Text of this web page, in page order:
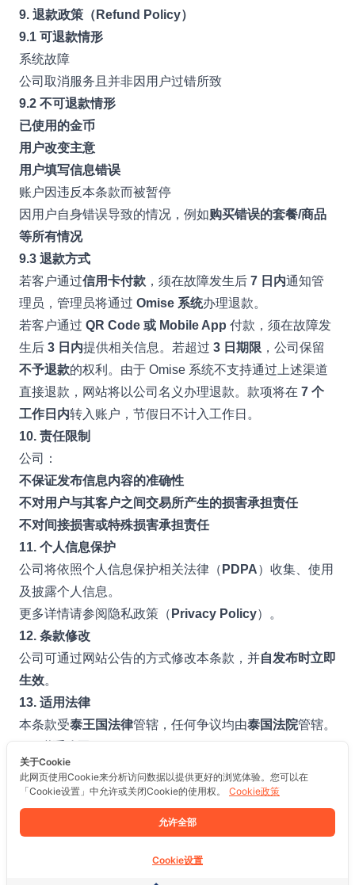
9. 退款政策（Refund Policy）
9.1 可退款情形
系统故障
公司取消服务且并非因用户过错所致
9.2 不可退款情形
已使用的金币
用户改变主意
用户填写信息错误
账户因违反本条款而被暂停
因用户自身错误导致的情况，例如购买错误的套餐/商品
等所有情况
9.3 退款方式
若客户通过信用卡付款 ，须在故障发生后 7 日内通知管
理员，管理员将通过 Omise 系统办理退款。
若客户通过 QR Code 或 Mobile App 付款，须在故障发
生后 3 日内提供相关信息。若超过 3 日期限 ，公司保留
不予退款的权利。由于 Omise 系统不支持通过上述渠道
直接退款，网站将以公司名义办理退款。款项将在 7 个
工作日内转入账户，节假日不计入工作日。
10. 责任限制
公司：
不保证发布信息内容的准确性
不对用户与其客户之间交易所产生的损害承担责任
不对间接损害或特殊损害承担责任
11. 个人信息保护
公司将依照个人信息保护相关法律（ PDPA）收集、使用
及披露个人信息。
更多详情请参阅隐私政策（ Privacy Policy）。
12. 条款修改
公司可通过网站公告的方式修改本条款，并自发布时立即
生效。
13. 适用法律
本条款受泰王国法律管辖，任何争议均由泰国法院管辖。
Prolife Plus Public Company Limited
地址：109/8, 109/9 Sakae Ngam Road, Samae Dam
Subdistrict, Bang Khun Thian District, Bangkok 10150,
Thailand
online@prolife.co.th
关于Cookie
此网页使用Cookie来分析访问数据以提供更好的浏览体验。您可以在
「Cookie设置」中允许或关闭Cookie的使用权。
Cookie政策
允许全部
Cookie设置